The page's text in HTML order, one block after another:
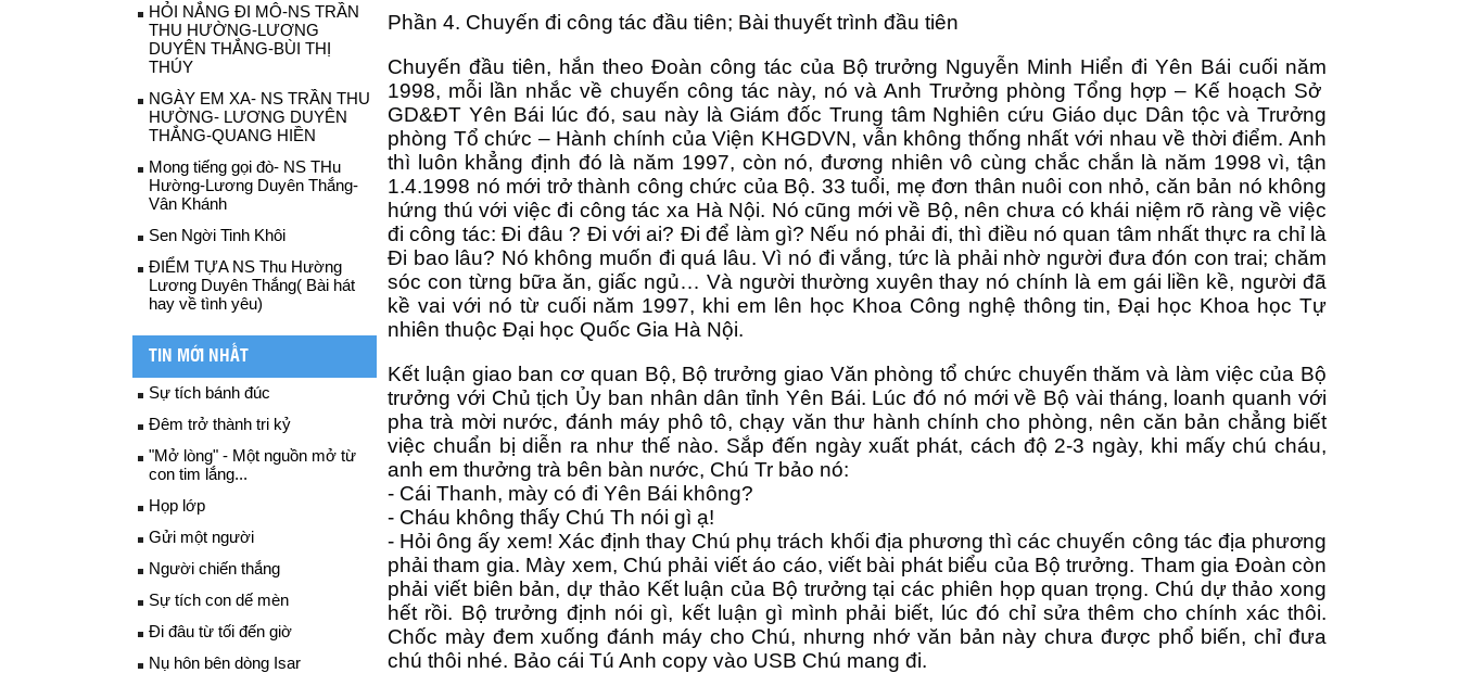
HỎI NẮNG ĐI MÔ-NS TRẦN
THU HƯỜNG-LƯƠNG
DUYÊN THẮNG-BÙI THỊ
THÚY
NGÀY EM XA- NS TRẦN THU
HƯỜNG- LƯƠNG DUYÊN
THẮNG-QUANG HIỀN
Mong tiếng gọi đò- NS THu
Hường-Lương Duyên Thắng-
Vân Khánh
Sen Ngời Tinh Khôi
ĐIỂM TỰA NS Thu Hường
Lương Duyên Thắng( Bài hát
hay về tình yêu)
TIN MỚI NHẤT
Sự tích bánh đúc
Đêm trở thành tri kỷ
"Mở lòng" - Một nguồn mở từ
con tim lắng...
Họp lớp
Gửi một người
Người chiến thắng
Sự tích con dế mèn
Đi đâu từ tối đến giờ
Nụ hôn bên dòng Isar
Phần 4. Chuyến đi công tác đầu tiên; Bài thuyết trình đầu tiên
Chuyến đầu tiên, hắn theo Đoàn công tác của Bộ trưởng Nguyễn Minh Hiển đi Yên Bái cuối năm
1998, mỗi lần nhắc về chuyến công tác này, nó và Anh Trưởng phòng Tổng hợp – Kế hoạch Sở
GD&ĐT Yên Bái lúc đó, sau này là Giám đốc Trung tâm Nghiên cứu Giáo dục Dân tộc và Trưởng
phòng Tổ chức – Hành chính của Viện KHGDVN, vẫn không thống nhất với nhau về thời điểm. Anh
thì luôn khẳng định đó là năm 1997, còn nó, đương nhiên vô cùng chắc chắn là năm 1998 vì, tận
1.4.1998 nó mới trở thành công chức của Bộ. 33 tuổi, mẹ đơn thân nuôi con nhỏ, căn bản nó không
hứng thú với việc đi công tác xa Hà Nội. Nó cũng mới về Bộ, nên chưa có khái niệm rõ ràng về việc
đi công tác: Đi đâu ? Đi với ai? Đi để làm gì? Nếu nó phải đi, thì điều nó quan tâm nhất thực ra chỉ là
Đi bao lâu? Nó không muốn đi quá lâu. Vì nó đi vắng, tức là phải nhờ người đưa đón con trai; chăm
sóc con từng bữa ăn, giấc ngủ… Và người thường xuyên thay nó chính là em gái liền kề, người đã
kề vai với nó từ cuối năm 1997, khi em lên học Khoa Công nghệ thông tin, Đại học Khoa học Tự
nhiên thuộc Đại học Quốc Gia Hà Nội.
Kết luận giao ban cơ quan Bộ, Bộ trưởng giao Văn phòng tổ chức chuyến thăm và làm việc của Bộ
trưởng với Chủ tịch Ủy ban nhân dân tỉnh Yên Bái. Lúc đó nó mới về Bộ vài tháng, loanh quanh với
pha trà mời nước, đánh máy phô tô, chạy văn thư hành chính cho phòng, nên căn bản chẳng biết
việc chuẩn bị diễn ra như thế nào. Sắp đến ngày xuất phát, cách độ 2-3 ngày, khi mấy chú cháu,
anh em thưởng trà bên bàn nước, Chú Tr bảo nó:
- Cái Thanh, mày có đi Yên Bái không?
- Cháu không thấy Chú Th nói gì ạ!
- Hỏi ông ấy xem! Xác định thay Chú phụ trách khối địa phương thì các chuyến công tác địa phương
phải tham gia. Mày xem, Chú phải viết áo cáo, viết bài phát biểu của Bộ trưởng. Tham gia Đoàn còn
phải viết biên bản, dự thảo Kết luận của Bộ trưởng tại các phiên họp quan trọng. Chú dự thảo xong
hết rồi. Bộ trưởng định nói gì, kết luận gì mình phải biết, lúc đó chỉ sửa thêm cho chính xác thôi.
Chốc mày đem xuống đánh máy cho Chú, nhưng nhớ văn bản này chưa được phổ biến, chỉ đưa
chú thôi nhé. Bảo cái Tú Anh copy vào USB Chú mang đi.